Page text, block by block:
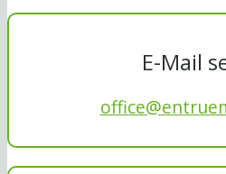
E-Mail